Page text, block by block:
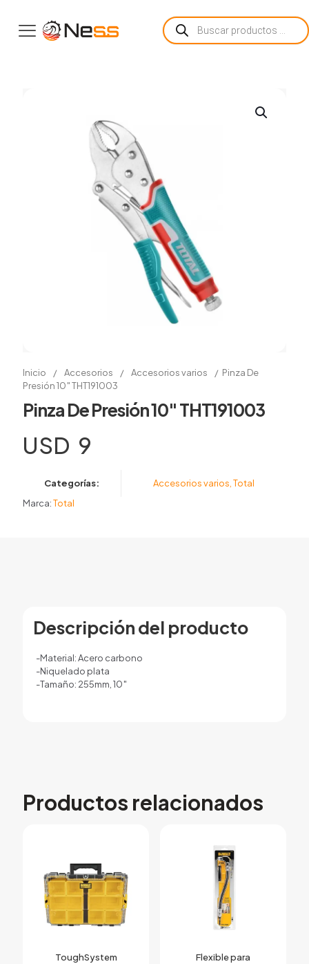
Búsqueda
de
productos
Inicio / Accesorios / Accesorios varios / Pinza De
Presión 10″ THT191003
Pinza De Presión 10″ THT191003
USD 9
Categorías: Accesorios varios Total
Marca:Total
Descripción del producto
-Material: Acero carbono
-Niquelado plata
-Tamaño: 255mm, 10″
Productos relacionados
ToughSystem
Flexible para